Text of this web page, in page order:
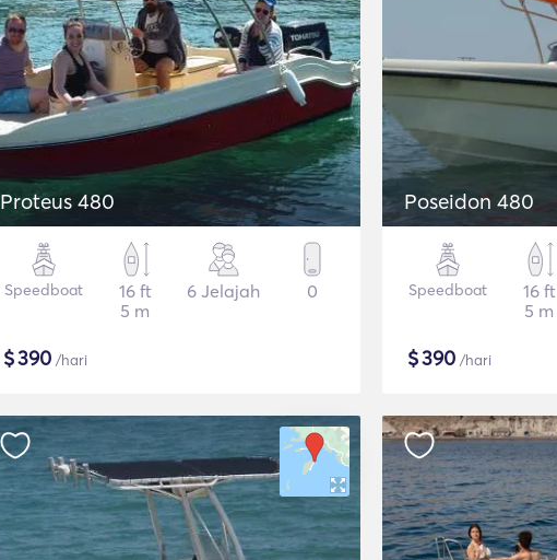
Proteus 480
Speedboat
16 ft
5 m
6 Jelajah 0
$390 /hari
Poseidon 480
Speedboat
16 ft
5 m
$390 /hari